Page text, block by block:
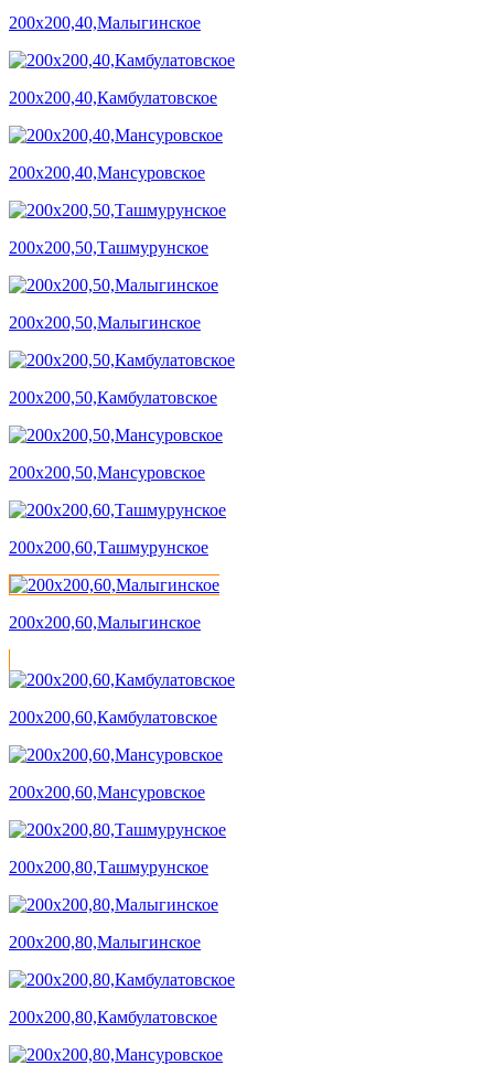
200х200,40,Малыгинское
200х200,40,Камбулатовское
200х200,40,Мансуровское
200х200,50,Ташмурунское
200х200,50,Малыгинское
200х200,50,Камбулатовское
200х200,50,Мансуровское
200х200,60,Ташмурунское
200х200,60,Малыгинское
200х200,60,Камбулатовское
200х200,60,Мансуровское
200х200,80,Ташмурунское
200х200,80,Малыгинское
200х200,80,Камбулатовское